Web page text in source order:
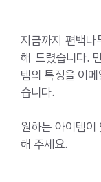
지금까지 편백
해 드렸습니다.
템의 특징을 이
습니다.
원하는 아이템
해 주세요.